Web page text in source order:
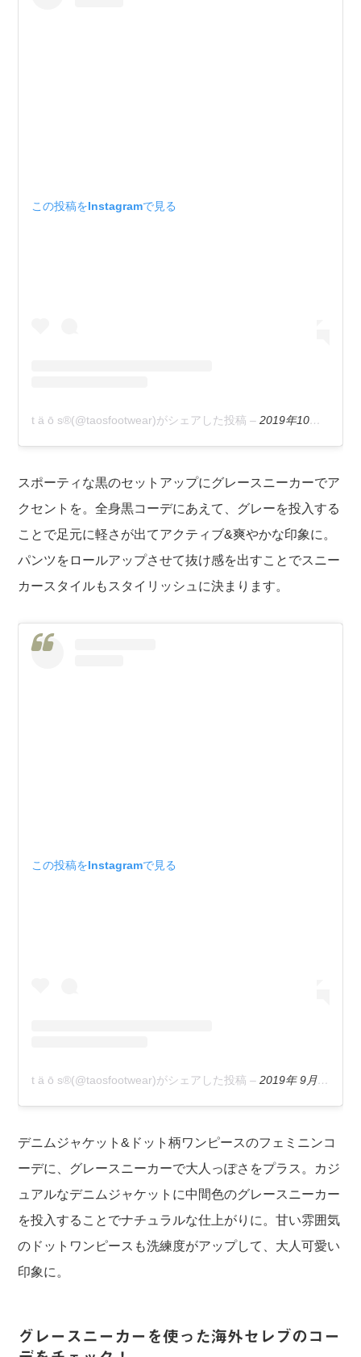
この投稿をInstagramで見る
t ä ō s®(@taosfootwear)がシェアした投稿 –2019年10月月28日午前10時42分PDT
スポーティな黒のセットアップにグレースニーカーでア
クセントを。全身黒コーデにあえて、グレーを投入する
ことで足元に軽さが出てアクティブ&爽やかな印象に。
パンツをロールアップさせて抜け感を出すことでスニー
カースタイルもスタイリッシュに決まります。
この投稿をInstagramで見る
t ä ō s®(@taosfootwear)がシェアした投稿 –2019年 9月月7日午前10時49分PDT
デニムジャケット&ドット柄ワンピースのフェミニンコ
ーデに、グレースニーカーで大人っぽさをプラス。カジ
ュアルなデニムジャケットに中間色のグレースニーカー
を投入することでナチュラルな仕上がりに。甘い雰囲気
のドットワンピースも洗練度がアップして、大人可愛い
印象に。
グレースニーカーを使った海外セレブのコー